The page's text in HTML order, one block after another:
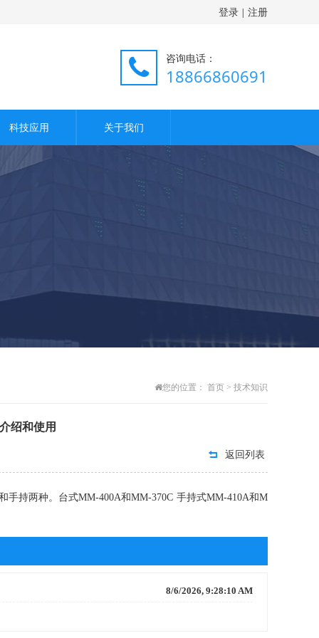
登录 | 注册
咨询电话：
18866860691
科技应用 关于我们
您的位置： 首页 > 技术知识
绍和使用
返回列表
持两种。台式MM-400A和MM-370C 手持式MM-410A和M
8/6/2026, 9:28:10 AM